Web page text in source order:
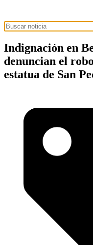
Indignación en
denuncian el
estatua de San